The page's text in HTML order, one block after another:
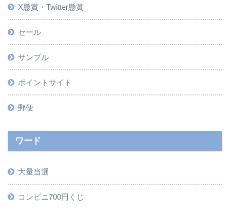
X懸賞・Twitter懸賞
セール
サンプル
ポイントサイト
郵便
ワード
大量当選
コンビニ700円くじ